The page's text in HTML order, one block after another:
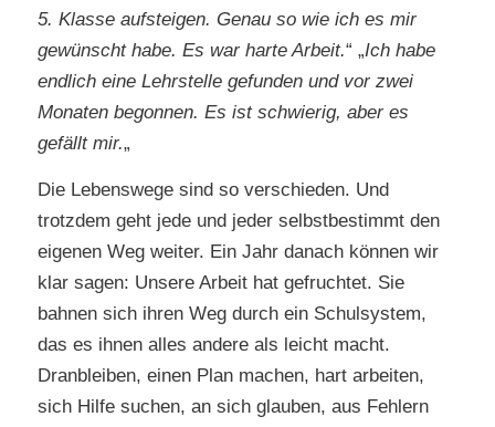
5. Klasse aufsteigen. Genau so wie ich es mir
gewünscht habe. Es war harte Arbeit.“ „Ich habe
endlich eine Lehrstelle gefunden und vor zwei
Monaten begonnen. Es ist schwierig, aber es
gefällt mir.„
Die Lebenswege sind so verschieden. Und
trotzdem geht jede und jeder selbstbestimmt den
eigenen Weg weiter. Ein Jahr danach können wir
klar sagen: Unsere Arbeit hat gefruchtet. Sie
bahnen sich ihren Weg durch ein Schulsystem,
das es ihnen alles andere als leicht macht.
Dranbleiben, einen Plan machen, hart arbeiten,
sich Hilfe suchen, an sich glauben, aus Fehlern